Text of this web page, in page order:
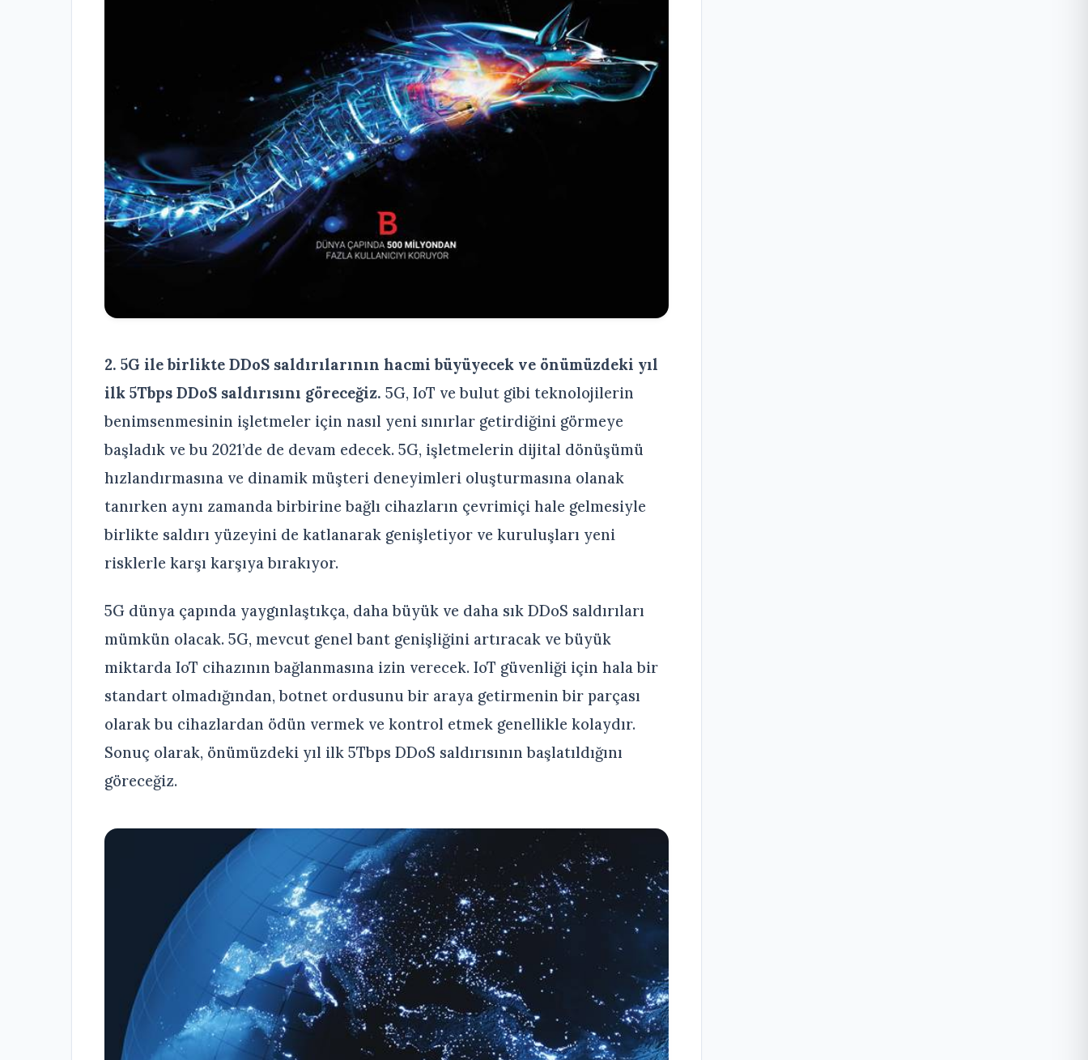
2. 5G ile birlikte DDoS saldırılarının hacmi büyüyecek ve önümüzdeki yıl
ilk 5Tbps DDoS saldırısını göreceğiz. 5G, IoT ve bulut gibi teknolojilerin
benimsenmesinin işletmeler için nasıl yeni sınırlar getirdiğini görmeye
başladık ve bu 2021’de de devam edecek. 5G, işletmelerin dijital dönüşümü
hızlandırmasına ve dinamik müşteri deneyimleri oluşturmasına olanak
tanırken aynı zamanda birbirine bağlı cihazların çevrimiçi hale gelmesiyle
birlikte saldırı yüzeyini de katlanarak genişletiyor ve kuruluşları yeni
risklerle karşı karşıya bırakıyor.
5G dünya çapında yaygınlaştıkça, daha büyük ve daha sık DDoS saldırıları
mümkün olacak. 5G, mevcut genel bant genişliğini artıracak ve büyük
miktarda IoT cihazının bağlanmasına izin verecek. IoT güvenliği için hala bir
standart olmadığından, botnet ordusunu bir araya getirmenin bir parçası
olarak bu cihazlardan ödün vermek ve kontrol etmek genellikle kolaydır.
Sonuç olarak, önümüzdeki yıl ilk 5Tbps DDoS saldırısının başlatıldığını
göreceğiz.